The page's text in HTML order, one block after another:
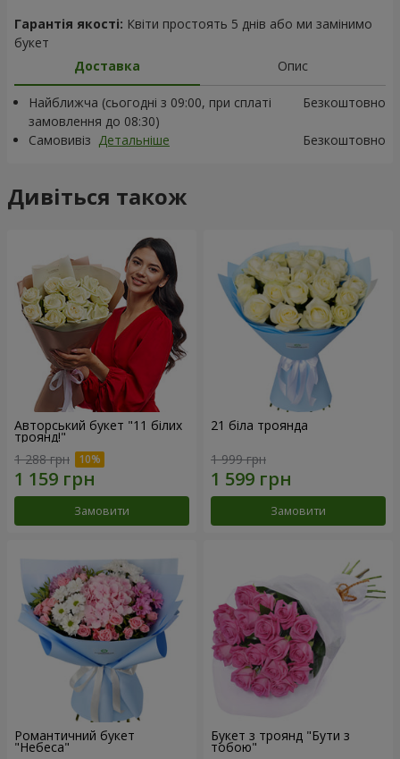
Гарантія якості: Квіти простоять 5 днів або ми замінимо
букет
Доставка
Опис
Найближча (сьогодні з 09:00, при сплаті
замовлення до 08:30)
Безкоштовно
Самовивіз Детальніше Безкоштовно
Дивіться також
Авторський букет "11 білих
троянд!"
1 288 грн
Замовити
21 біла троянда
1 999 грн
Замовити
Романтичний букет
"Небеса"
Букет з троянд "Бути з
тобою"